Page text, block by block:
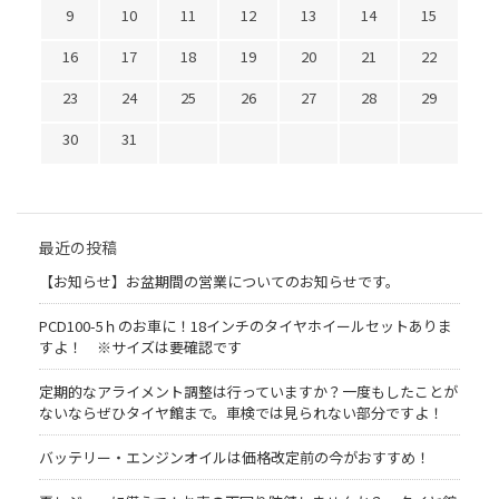
9 10 11 12 13 14
15
16
17 18 19 20 21
22
23
24 25 26 27 28
29
30
31
最近の投稿
【お知らせ】お盆期間の営業についてのお知らせです。
PCD100-5ｈのお車に！18インチのタイヤホイールセットありま
すよ！ ※サイズは要確認です
定期的なアライメント調整は行っていますか？一度もしたことが
ないならぜひタイヤ館まで。車検では見られない部分ですよ！
バッテリー・エンジンオイルは価格改定前の今がおすすめ！